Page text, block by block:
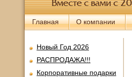
Главная О компании
Новый Год 2026
РАСПРОДАЖА!!!
Корпоративные подарки